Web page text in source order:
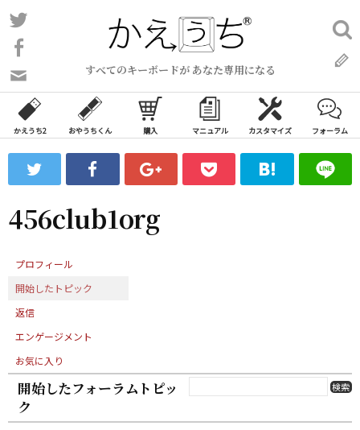
コ
ン
ン
ツ
ス
ッ
すべてのキーボードが あなた専用になる
い
合
わ
フ
ォ
ム
検
索:
かえうち2 おやうちくん 購入 マニュアル カスタマイズ フォーラム
456club1org
プロフィール
開始したトピック
返信
エンゲージメント
お気に入り
開始したフォーラムトピッ
ク